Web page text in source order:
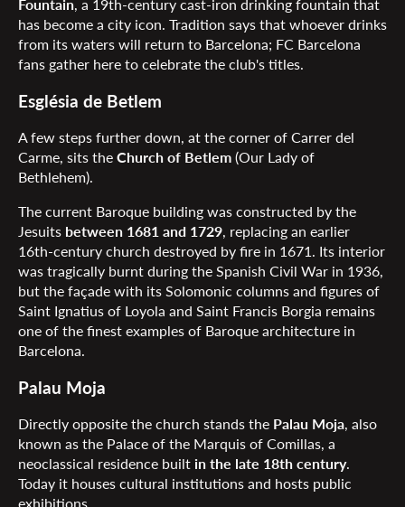
has become a city icon. Tradition says that whoever drinks
from its waters will return to Barcelona; FC Barcelona
fans gather here to celebrate the club's titles.
Església de Betlem
A few steps further down, at the corner of Carrer del
Carme, sits theChurch of Betlem(Our Lady of
Bethlehem).
The current Baroque building was constructed by the
Jesuits between 1681 and 1729, replacing an earlier
16th-century church destroyed by fire in 1671. Its interior
was tragically burnt during the Spanish Civil War in 1936,
but the façade with its Solomonic columns and figures of
Saint Ignatius of Loyola and Saint Francis Borgia remains
one of the finest examples of Baroque architecture in
Barcelona.
Palau Moja
Directly opposite the church stands the Palau Moja, also
known as the Palace of the Marquis of Comillas, a
neoclassical residence built in the late 18th century.
Today it houses cultural institutions and hosts public
exhibitions.